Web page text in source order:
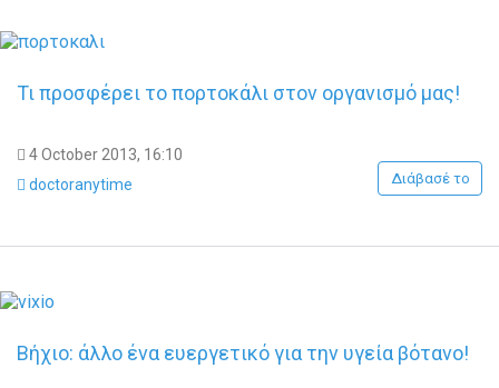
Τι προσφέρει το πορτοκάλι στον οργανισμό μας!
4 October 2013, 16:10
doctoranytime
Διάβασέ το
Βήχιο: άλλο ένα ευεργετικό για την υγεία βότανο!